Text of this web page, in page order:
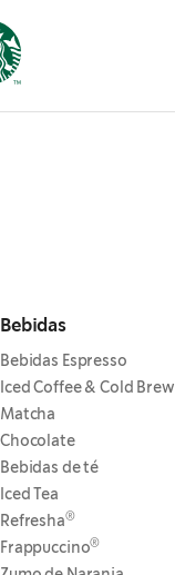
Bebidas
Bebidas Espresso
Iced Coffee & Cold Brew
Matcha
Chocolate
Bebidas de té
Iced Tea
Refresha®
Frappuccino®